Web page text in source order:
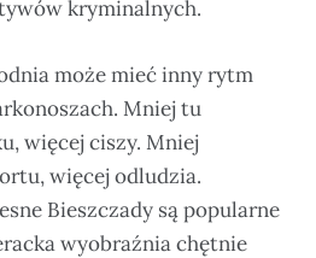
kryminalnych.
może mieć inny rytm
Mniej tu
więcej ciszy. Mniej
więcej odludzia.
Bieszczady są popularne
wyobraźnia chętnie